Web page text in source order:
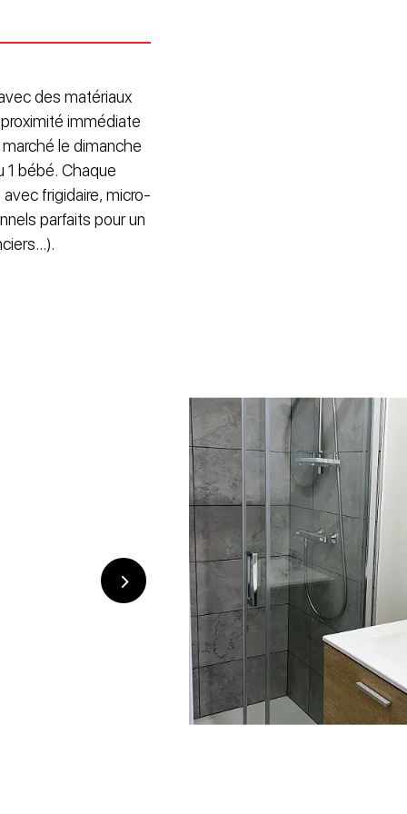
des matériaux
immédiate
le dimanche
1 bébé. Chaque
frigidaire, micro-
parfaits pour un